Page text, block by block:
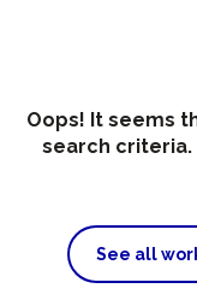
Oops! It seems
search
See all